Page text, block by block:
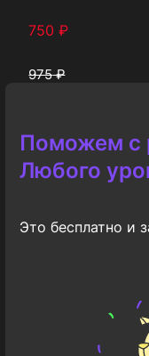
750 ₽
975₽
Поможем с
Любого
Это бесплатно и